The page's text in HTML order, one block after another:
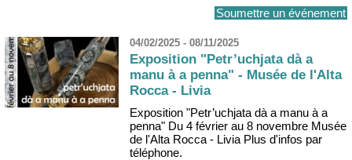
Soumettre un événement
04/02/2025 - 08/11/2025
Exposition "Petr’uchjata dà a
manu à a penna" - Musée de l'Alta
Rocca - Livia
Exposition "Petr’uchjata dà a manu à a
penna" Du 4 février au 8 novembre Musée
de l'Alta Rocca - Livia Plus d'infos par
téléphone.